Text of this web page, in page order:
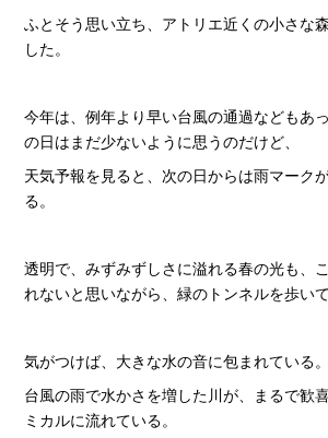
ふとそう思い立ち、アトリエ近くの小さな
した。
今年は、例年より早い台風の通過などもあ
の日はまだ少ないように思うのだけど、
天気予報を見ると、次の日からは雨マーク
る。
透明で、みずみずしさに溢れる春の光も、
れないと思いながら、緑のトンネルを歩いて
気がつけば、大きな水の音に包まれている。
台風の雨で水かさを増した川が、まるで歓
ミカルに流れている。